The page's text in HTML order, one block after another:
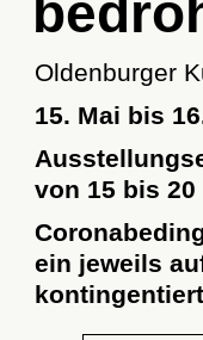
Oldenburger
15. Mai bis
von 15 bis 20
ein jeweils